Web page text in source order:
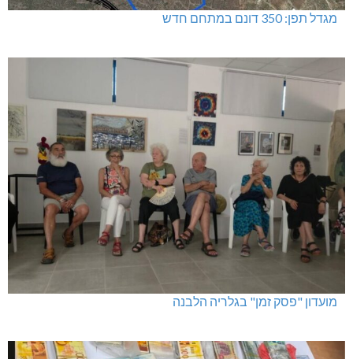
מגדל תפן: 350 דונם במתחם חדש
מועדון "פסק זמן" בגלריה הלבנה